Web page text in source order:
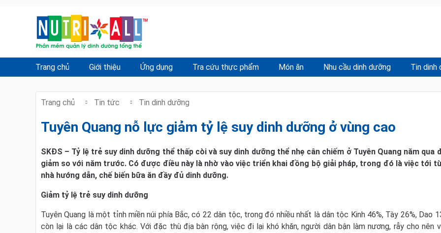
Trang chủ Giới thiệu Ứng dụng Tra cứu thực phẩm Món ăn Nhu cầu dinh dưỡng Tin dinh
Trang chủ Tin tức Tin dinh dưỡng
Tuyên Quang nỗ lực giảm tỷ lệ suy dinh dưỡng ở vùng cao
SKĐS – Tỷ lệ trẻ suy dinh dưỡng thể thấp còi và suy dinh dưỡng thể nhẹ cân chiếm ở Tuyên Quang năm qua
giảm so với năm trước. Có được điều này là nhờ vào việc triển khai đồng bộ giải pháp, trong đó là việc tới
nhà hướng dẫn, chế biến bữa ăn đầy đủ dinh dưỡng.
Giảm tỷ lệ trẻ suy dinh dưỡng
Tuyên Quang là một tỉnh miền núi phía Bắc, có 22 dân tộc, trong đó nhiều nhất là dân tộc Kinh 46%, Tày 26%, Dao
còn lại là các dân tộc khác. Với đặc thù địa bàn rộng, việc đi lại khó khăn, người dân bận làm nương, rẫy cho nên